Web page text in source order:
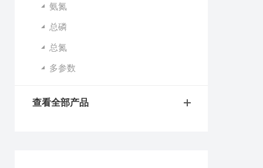
氨氮
总磷
总氮
多参数
查看全部产品